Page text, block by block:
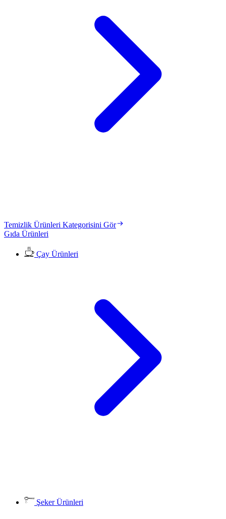
Temizlik Ürünleri Kategorisini Gör
Gıda Ürünleri
Çay Ürünleri
Şeker Ürünleri